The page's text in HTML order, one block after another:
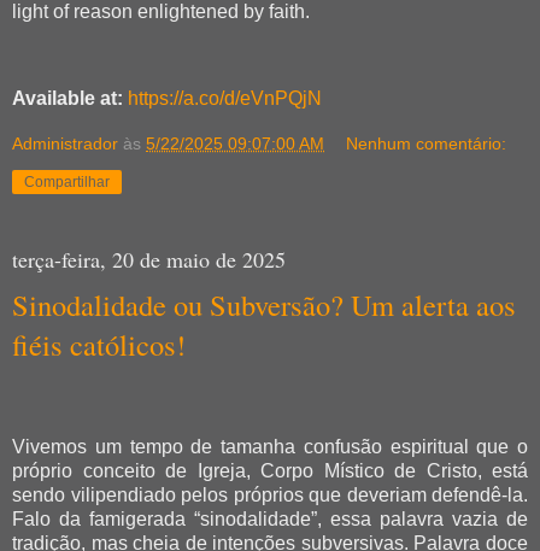
light of reason enlightened by faith.
Available at: https://a.co/d/eVnPQjN
Administrador às 5/22/2025 09:07:00 AM Nenhum comentário:
Compartilhar
terça-feira, 20 de maio de 2025
Sinodalidade ou Subversão? Um alerta aos
fiéis católicos!
Vivemos um tempo de tamanha confusão espiritual que o
próprio conceito de Igreja, Corpo Místico de Cristo, está
sendo vilipendiado pelos próprios que deveriam defendê-la.
Falo da famigerada “sinodalidade”, essa palavra vazia de
tradição, mas cheia de intenções subversivas. Palavra doce